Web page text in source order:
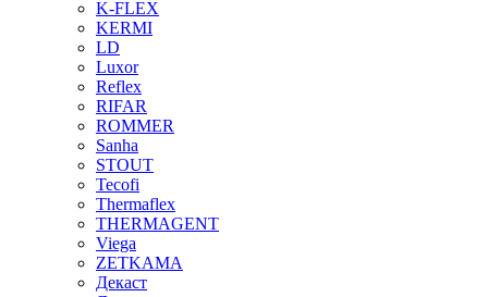
K-FLEX
KERMI
LD
Luxor
Reflex
RIFAR
ROMMER
Sanha
STOUT
Tecofi
Thermaflex
THERMAGENT
Viega
ZETKAMA
Декаст